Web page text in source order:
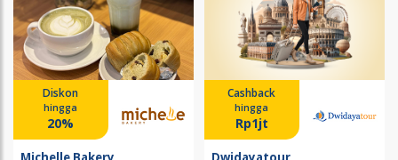
Diskon
hingga
20%
Cashback
hingga
Rp1jt